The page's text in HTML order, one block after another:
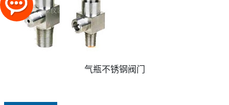
气瓶不锈钢阀门